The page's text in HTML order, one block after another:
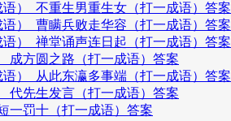
）_不重生男重生女（打一成语）答案
）_曹瞒兵败走华容（打一成语）答案
）_禅堂诵声连日起（打一成语）答案
成方圆之路（打一成语）答案
）_从此东瀛多事端（打一成语）答案
代先生发言（打一成语）答案
一罚十（打一成语）答案